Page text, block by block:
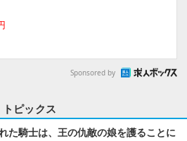
Sponsored by
トピックス
た騎士は、王の仇敵の娘を護ることに